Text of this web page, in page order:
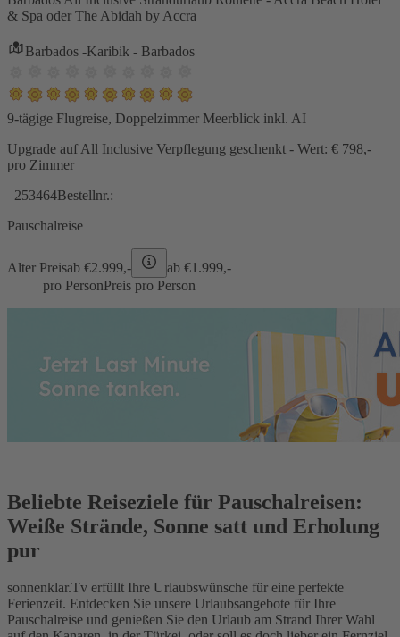
& Spa oder The Abidah by Accra
Barbados -Karibik - Barbados
9-tägige Flugreise, Doppelzimmer Meerblick inkl. AI
Upgrade auf All Inclusive Verpflegung geschenkt - Wert: € 798,-
pro Zimmer
253464Bestellnr.:
Pauschalreise
Alter Preisab €2.999,- ab €1.999,-
pro PersonPreis pro Person
Beliebte Reiseziele für Pauschalreisen:
Weiße Strände, Sonne satt und Erholung
pur
sonnenklar.Tv erfüllt Ihre Urlaubswünsche für eine perfekte
Ferienzeit. Entdecken Sie unsere Urlaubsangebote für Ihre
Pauschalreise und genießen Sie den Urlaub am Strand Ihrer Wahl